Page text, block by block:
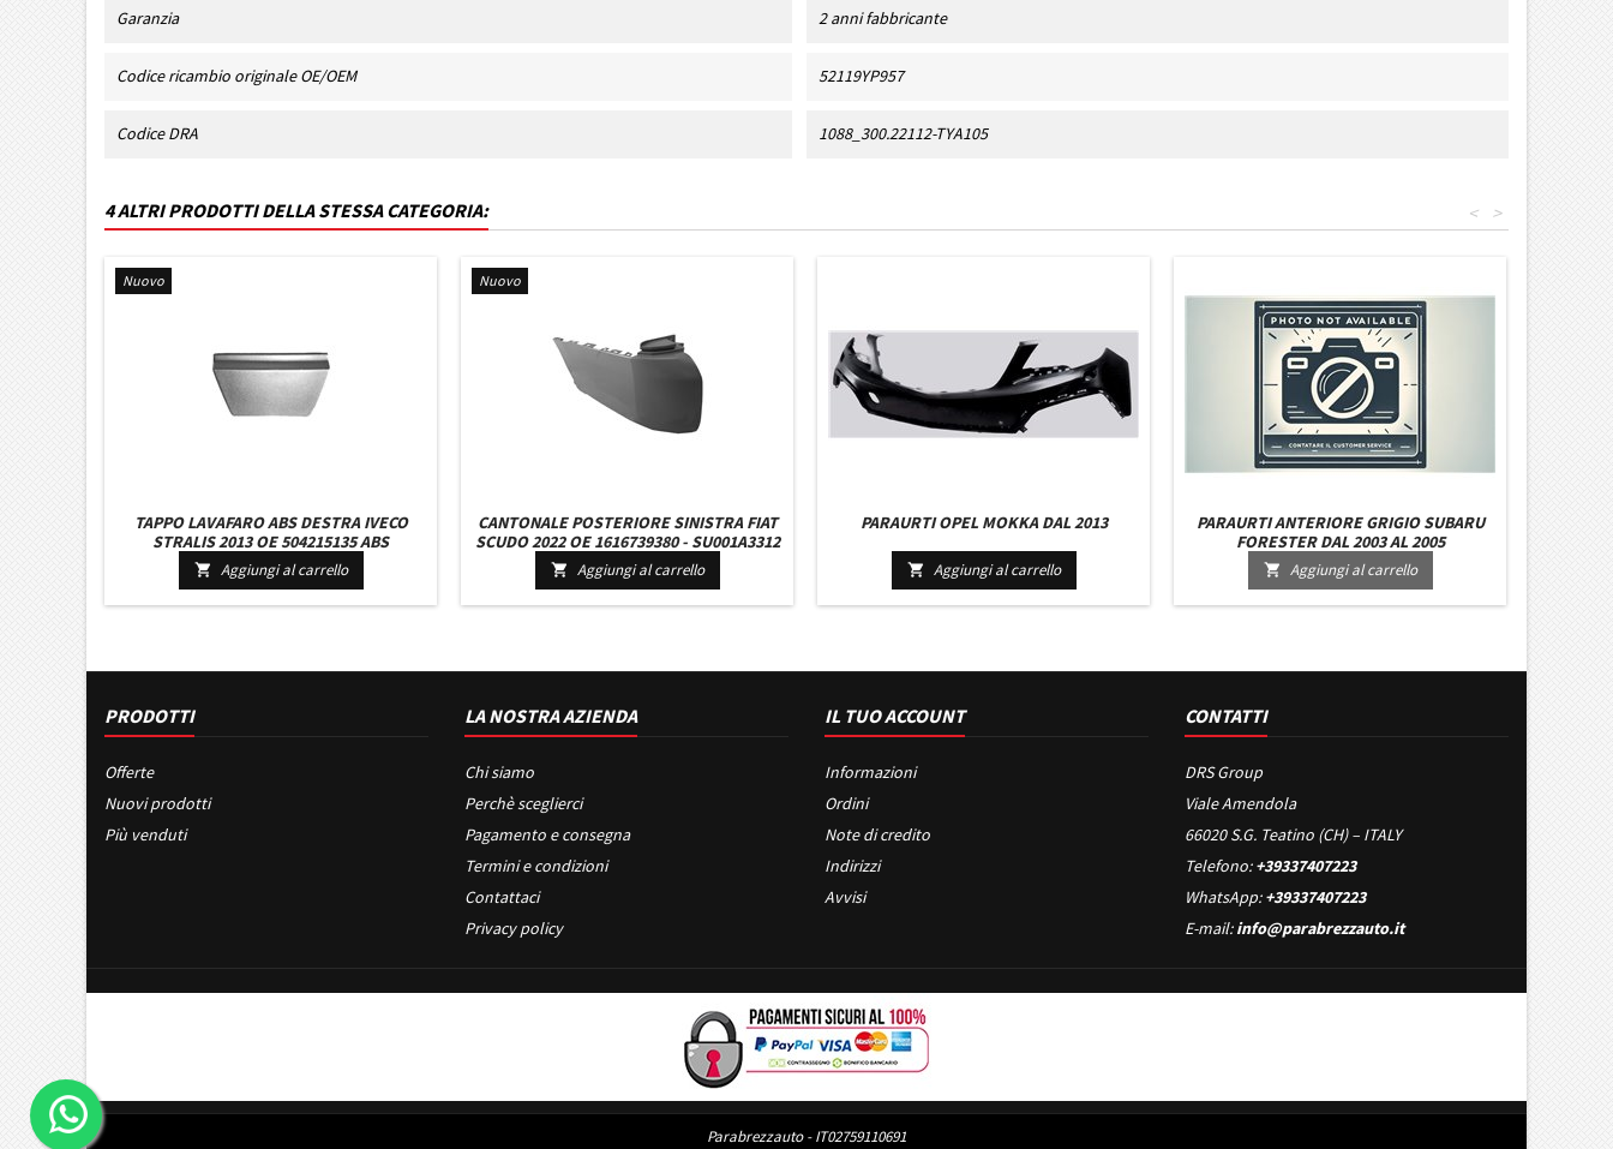
Garanzia 2 anni fabbricante
Codice ricambio originale OE/OEM 52119YP957
Codice DRA 1088_300.22112-TYA105
4 ALTRI PRODOTTI DELLA STESSA CATEGORIA: >
<
Nuovo
TAPPO LAVAFARO ABS DESTRA IVECO
STRALIS 2013 OE 504215135 ABS
 Aggiungi al carrello
Nuovo
CANTONALE POSTERIORE SINISTRA FIAT
SCUDO 2022 OE 1616739380 - SU001A3312
- 155254061 CON PRIMER PASSO LUNGO
 Aggiungi al carrello
PARAURTI OPEL MOKKA DAL 2013
 Aggiungi al carrello
PARAURTI ANTERIORE GRIGIO SUBARU
FORESTER DAL 2003 AL 2005
 Aggiungi al carrello
PRODOTTI
Offerte
Nuovi prodotti
Più venduti
LA NOSTRA AZIENDA
Chi siamo
Perchè sceglierci
Pagamento e consegna
Termini e condizioni
Contattaci
Privacy policy
IL TUO ACCOUNT
Informazioni
Ordini
Note di credito
Indirizzi
Avvisi
CONTATTI
DRS Group
Viale Amendola
66020 S.G. Teatino (CH) – ITALY
Telefono:+39337407223
WhatsApp:+39337407223
E-mail:info@parabrezzauto.it
Parabrezzauto - IT02759110691